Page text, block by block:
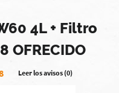
4L + Filtro
OFRECIDO
Leer los avisos (0)